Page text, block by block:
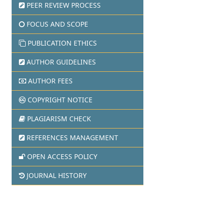
PEER REVIEW PROCESS
FOCUS AND SCOPE
PUBLICATION ETHICS
AUTHOR GUIDELINES
AUTHOR FEES
COPYRIGHT NOTICE
PLAGIARISM CHECK
REFERENCES MANAGEMENT
OPEN ACCESS POLICY
JOURNAL HISTORY